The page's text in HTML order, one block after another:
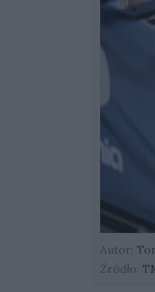
Autor:
Źródło: